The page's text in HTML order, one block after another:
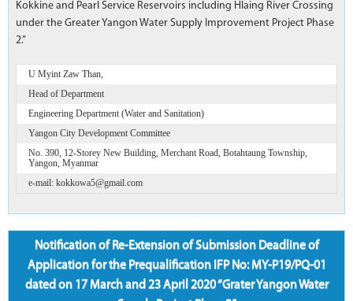
Kokkine and Pearl Service Reservoirs including Hlaing River Crossing
under the Greater Yangon Water Supply Improvement Project Phase
2.”
U Myint Zaw Than,
Head of Department
Engineering Department (Water and Sanitation)
Yangon City Development Committee
No. 390, 12-Storey New Building, Merchant Road, Botahtaung Township,
Yangon, Myanmar
e-mail: kokkowa5@gmail.com
Notification of Re-Extension of Submission Deadline of
Application for the Prequalification IFP No: MY-P19/PQ-01
dated on 17 March and 23 April 2020 “Grater Yangon Water